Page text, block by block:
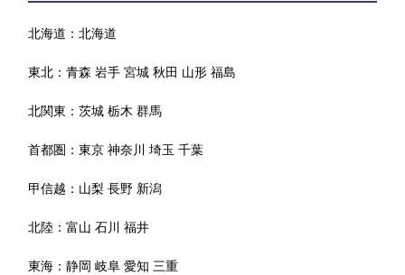
北海道：北海道
東北：青森 岩手 宮城 秋田 山形 福島
北関東：茨城 栃木 群馬
首都圏：東京 神奈川 埼玉 千葉
甲信越： 山梨 長野 新潟
北陸：富山 石川 福井
東海：静岡 岐阜 愛知 三重